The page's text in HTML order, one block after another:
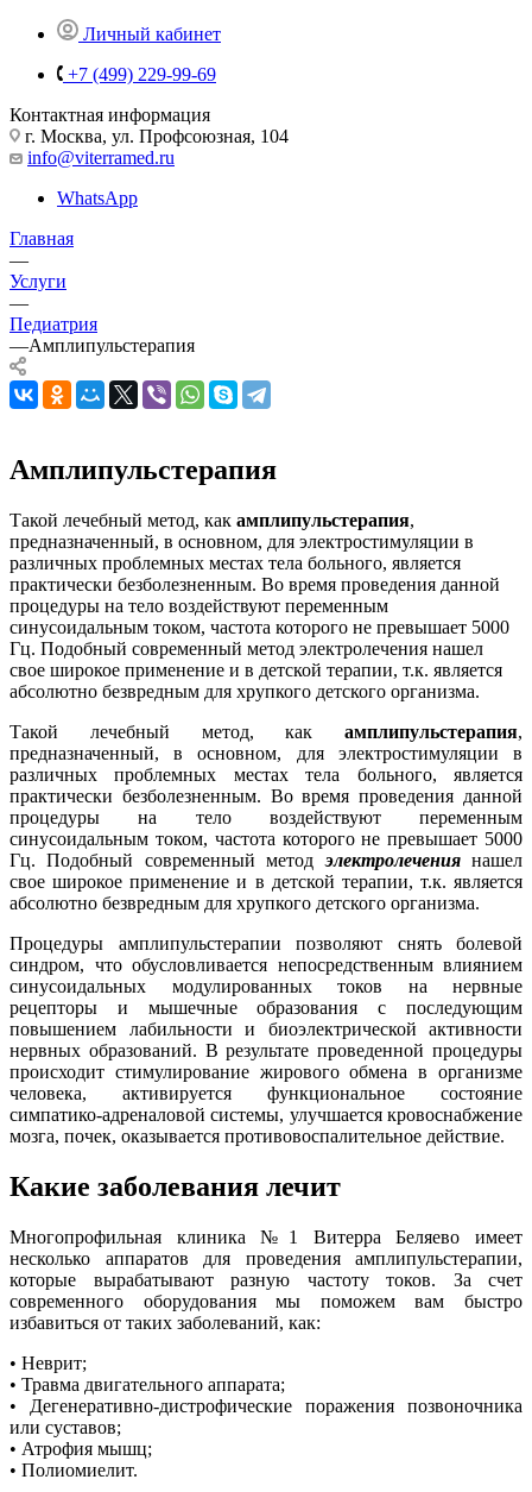
Личный кабинет
+7 (499) 229-99-69
Контактная информация
г. Москва, ул. Профсоюзная, 104
info@viterramed.ru
WhatsApp
Главная
—
Услуги
—
Педиатрия
—Амплипульстерапия
Амплипульстерапия
Такой лечебный метод, как амплипульстерапия,
предназначенный, в основном, для электростимуляции в
различных проблемных местах тела больного, является
практически безболезненным. Во время проведения данной
процедуры на тело воздействуют переменным
синусоидальным током, частота которого не превышает 5000
Гц. Подобный современный метод электролечения нашел
свое широкое применение и в детской терапии, т.к. является
абсолютно безвредным для хрупкого детского организма.
Такой лечебный метод, как амплипульстерапия,
предназначенный, в основном, для электростимуляции в
различных проблемных местах тела больного, является
практически безболезненным. Во время проведения данной
процедуры на тело воздействуют переменным
синусоидальным током, частота которого не превышает 5000
Гц. Подобный современный методэлектролечениянашел
свое широкое применение и в детской терапии, т.к. является
абсолютно безвредным для хрупкого детского организма.
Процедуры амплипульстерапии позволяют снять болевой
синдром, что обусловливается непосредственным влиянием
синусоидальных модулированных токов на нервные
рецепторы и мышечные образования с последующим
повышением лабильности и биоэлектрической активности
нервных образований. В результате проведенной процедуры
происходит стимулирование жирового обмена в организме
человека, активируется функциональное состояние
симпатико-адреналовой системы, улучшается кровоснабжение
мозга, почек, оказывается противовоспалительное действие.
Какие заболевания лечит
Многопрофильная клиника №1 Витерра Беляево имеет
несколько аппаратов для проведения амплипульстерапии,
которые вырабатывают разную частоту токов. За счет
современного оборудования мы поможем вам быстро
избавиться от таких заболеваний, как:
• Неврит;
• Травма двигательного аппарата;
• Дегенеративно-дистрофические поражения позвоночника
или суставов;
• Атрофия мышц;
• Полиомиелит.